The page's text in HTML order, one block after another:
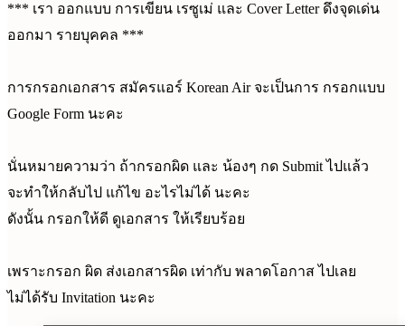
*** เรา ออกแบบ การเขียน เรซูเม่ และ Cover Letter ดึงจุดเด่น
ออกมา รายบุคคล ***
การกรอกเอกสาร สมัครแอร์ Korean Air จะเป็นการ กรอกแบบ
Google Form นะคะ
นั่นหมายความว่า ถ้ากรอกผิด และ น้องๆ กด Submit ไปแล้ว
จะทำให้กลับไป แก้ไข อะไรไม่ได้ นะคะ
ดังนั้น กรอกให้ดี ดูเอกสาร ให้เรียบร้อย
เพราะกรอก ผิด ส่งเอกสารผิด เท่ากับ พลาดโอกาส ไปเลย
ไม่ได้รับ Invitation นะคะ